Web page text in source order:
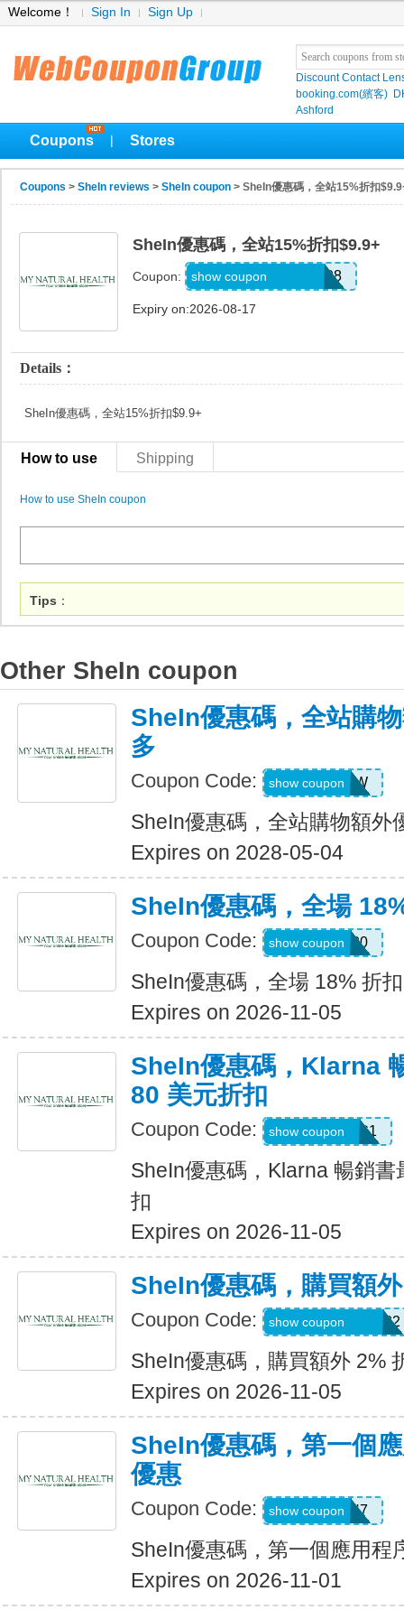
Welcome！ Sign In Sign Up
Discount Contact
booking.com(繽客)
Ashford
Coupons Stores
Coupons > SheIn reviews > SheIn coupon > SheIn優惠碼，全站15%折扣
SheIn優惠碼，全站15%折扣$9.9+
Coupon: 4CUSsincerelyida208
show coupon
Expiry on:2026-08-17
Details：
SheIn優惠碼，全站15%折扣$9.9+
How to use Shipping
How to use SheIn coupon
Tips ：
Other SheIn coupon
SheIn優惠碼，全站購
多
Coupon Code: US04184W
show coupon
SheIn優惠碼，全站購物額外
Expires on 2028-05-04
SheIn優惠碼，全場
Coupon Code: JULY0B20
show coupon
SheIn優惠碼，全場 18% 折扣
Expires on 2026-11-05
SheIn優惠碼，Klarna
80 美元折扣
Coupon Code: KLARNAAUG1
show coupon
SheIn優惠碼，Klarna 暢銷
扣
Expires on 2026-11-05
SheIn優惠碼，購買額
Coupon Code: Coriannekotel7582
show coupon
SheIn優惠碼，購買額外 2%
Expires on 2026-11-05
SheIn優惠碼，第一個
優惠
Coupon Code: QTEK4N7
show coupon
SheIn優惠碼，第一個應用程
Expires on 2026-11-01